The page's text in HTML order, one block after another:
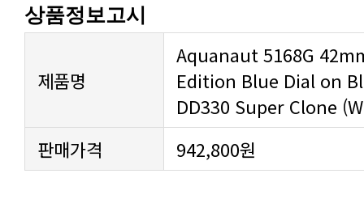
상품정보고시
제품명
DD330 Super Clone
판매가격
942,800원